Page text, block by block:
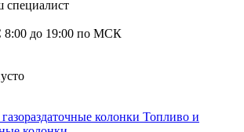
специалист
8:00 до 19:00 по МСК
Топливо и